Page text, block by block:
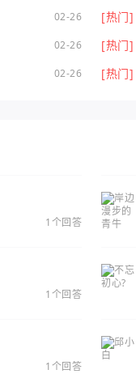
02-26 [热门]
02-26 [热门]
02-26 [热门]
1个回答
1个回答
1个回答